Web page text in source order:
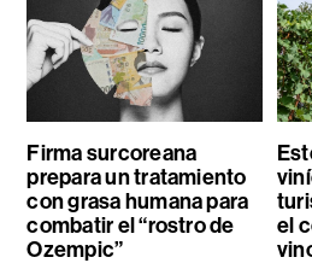
Firma surcoreana
prepara un tratamiento
con grasa humana para
combatir el “rostro de
Ozempic”
el